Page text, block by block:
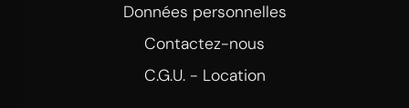
Données personnelles
Contactez-nous
C.G.U. - Location